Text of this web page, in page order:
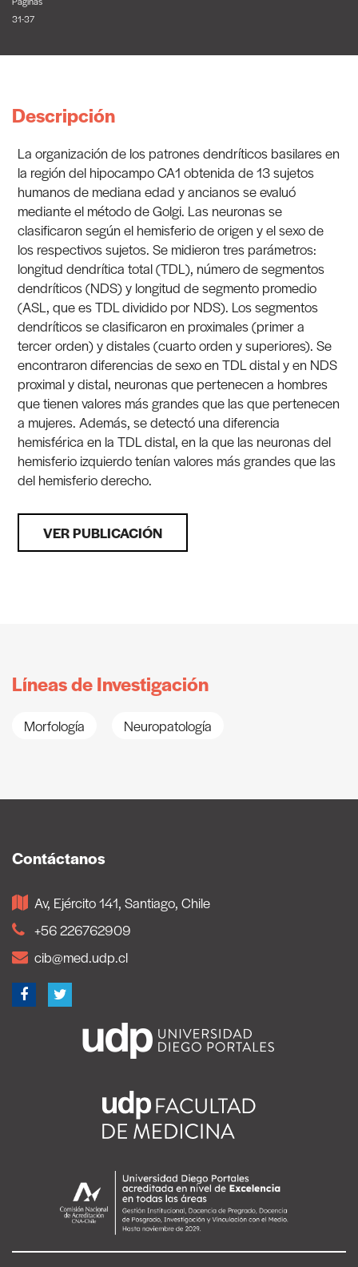
31-37
Descripción
La organización de los patrones dendríticos basilares en
la región del hipocampo CA1 obtenida de 13 sujetos
humanos de mediana edad y ancianos se evaluó
mediante el método de Golgi. Las neuronas se
clasificaron según el hemisferio de origen y el sexo de
los respectivos sujetos. Se midieron tres parámetros:
longitud dendrítica total (TDL), número de segmentos
dendríticos (NDS) y longitud de segmento promedio
(ASL, que es TDL dividido por NDS). Los segmentos
dendríticos se clasificaron en proximales (primer a
tercer orden) y distales (cuarto orden y superiores). Se
encontraron diferencias de sexo en TDL distal y en NDS
proximal y distal, neuronas que pertenecen a hombres
que tienen valores más grandes que las que pertenecen
a mujeres. Además, se detectó una diferencia
hemisférica en la TDL distal, en la que las neuronas del
hemisferio izquierdo tenían valores más grandes que las
del hemisferio derecho.
VER PUBLICACIÓN
Líneas de Investigación
Morfología Neuropatología
Contáctanos
Av, Ejército 141, Santiago, Chile
+56 226762909
cib@med.udp.cl